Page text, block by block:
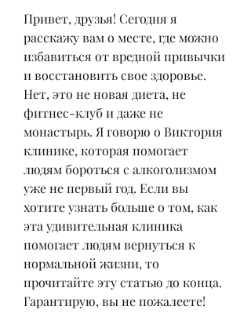
Привет, друзья! Сегодня я
расскажу вам о месте, где можно
избавиться от вредной привычки
и восстановить свое здоровье.
Нет, это не новая диета, не
фитнес-клуб и даже не
монастырь. Я говорю о Виктория
клинике, которая помогает
людям бороться с алкоголизмом
уже не первый год. Если вы
хотите узнать больше о том, как
эта удивительная клиника
помогает людям вернуться к
нормальной жизни, то
прочитайте эту статью до конца.
Гарантирую, вы не пожалеете!